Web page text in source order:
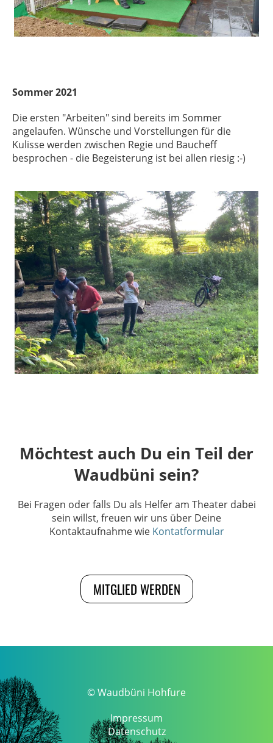
Sommer 2021
Die ersten "Arbeiten" sind bereits im Sommer
angelaufen. Wünsche und Vorstellungen für die
Kulisse werden zwischen Regie und Baucheff
besprochen - die Begeisterung ist bei allen riesig :-)
Möchtest auch Du ein Teil der
Waudbüni sein?
Bei Fragen oder falls Du als Helfer am Theater dabei
sein willst, freuen wir uns über Deine
Kontaktaufnahme wie Kontatformular
MITGLIED WERDEN
© Waudbüni Hohfure
Impressum
Datenschutz